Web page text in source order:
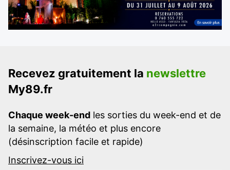
Recevez gratuitement la newslettre
My89.fr
Chaque week-end les sorties du week-end et de
la semaine, la météo et plus encore
(désinscription facile et rapide)
Inscrivez-vous ici